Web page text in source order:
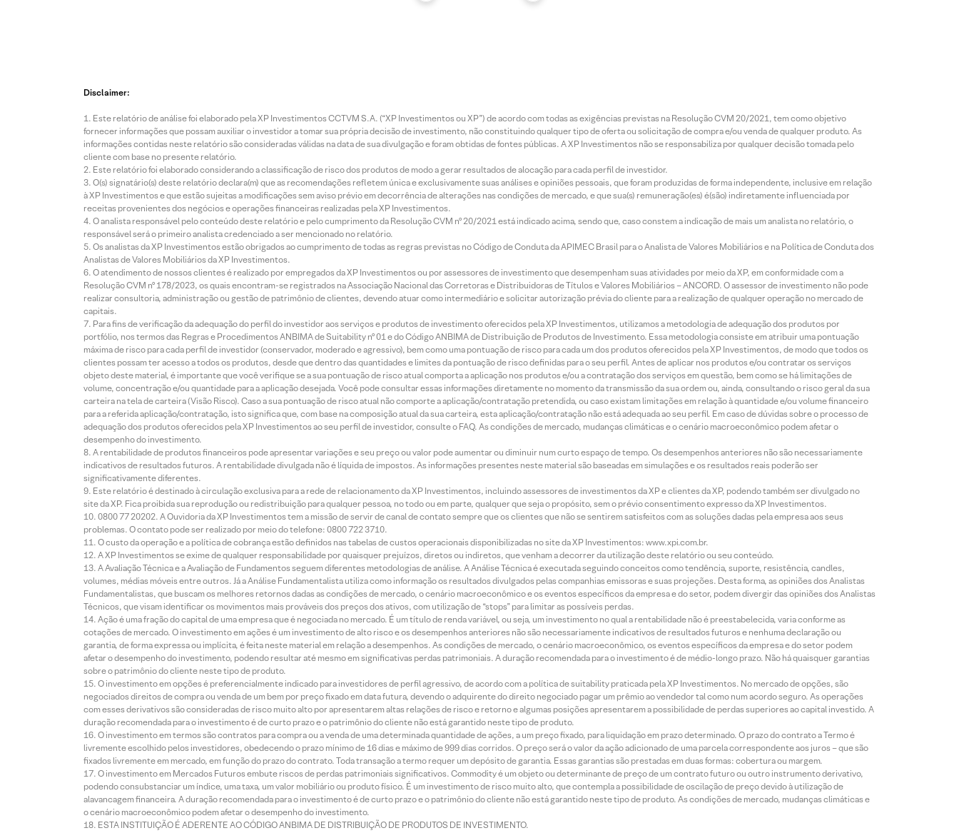
Disclaimer:
Este relatório de análise foi elaborado pela XP Investimentos CCTVM S.A. (“XP Investimentos ou XP”) de acordo com todas as exigências previstas na Resolução CVM 20/2021, tem como objetivo
fornecer informações que possam auxiliar o investidor a tomar sua própria decisão de investimento, não constituindo qualquer tipo de oferta ou solicitação de compra e/ou venda de qualquer produto. As
informações contidas neste relatório são consideradas válidas na data de sua divulgação e foram obtidas de fontes públicas. A XP Investimentos não se responsabiliza por qualquer decisão tomada pelo
cliente com base no presente relatório.
Este relatório foi elaborado considerando a classificação de risco dos produtos de modo a gerar resultados de alocação para cada perfil de investidor.
O(s) signatário(s) deste relatório declara(m) que as recomendações refletem única e exclusivamente suas análises e opiniões pessoais, que foram produzidas de forma independente, inclusive em relação
à XP Investimentos e que estão sujeitas a modificações sem aviso prévio em decorrência de alterações nas condições de mercado, e que sua(s) remuneração(es) é(são) indiretamente influenciada por
receitas provenientes dos negócios e operações financeiras realizadas pela XP Investimentos.
O analista responsável pelo conteúdo deste relatório e pelo cumprimento da Resolução CVM nº 20/2021 está indicado acima, sendo que, caso constem a indicação de mais um analista no relatório, o
responsável será o primeiro analista credenciado a ser mencionado no relatório.
Os analistas da XP Investimentos estão obrigados ao cumprimento de todas as regras previstas no Código de Conduta da APIMEC Brasil para o Analista de Valores Mobiliários e na Política de Conduta dos
Analistas de Valores Mobiliários da XP Investimentos.
O atendimento de nossos clientes é realizado por empregados da XP Investimentos ou por assessores de investimento que desempenham suas atividades por meio da XP, em conformidade com a
Resolução CVM nº 178/2023, os quais encontram-se registrados na Associação Nacional das Corretoras e Distribuidoras de Títulos e Valores Mobiliários – ANCORD. O assessor de investimento não pode
realizar consultoria, administração ou gestão de patrimônio de clientes, devendo atuar como intermediário e solicitar autorização prévia do cliente para a realização de qualquer operação no mercado de
capitais.
Para fins de verificação da adequação do perfil do investidor aos serviços e produtos de investimento oferecidos pela XP Investimentos, utilizamos a metodologia de adequação dos produtos por
portfólio, nos termos das Regras e Procedimentos ANBIMA de Suitability nº 01 e do Código ANBIMA de Distribuição de Produtos de Investimento. Essa metodologia consiste em atribuir uma pontuação
máxima de risco para cada perfil de investidor (conservador, moderado e agressivo), bem como uma pontuação de risco para cada um dos produtos oferecidos pela XP Investimentos, de modo que todos os
clientes possam ter acesso a todos os produtos, desde que dentro das quantidades e limites da pontuação de risco definidas para o seu perfil. Antes de aplicar nos produtos e/ou contratar os serviços
objeto deste material, é importante que você verifique se a sua pontuação de risco atual comporta a aplicação nos produtos e/ou a contratação dos serviços em questão, bem como se há limitações de
volume, concentração e/ou quantidade para a aplicação desejada. Você pode consultar essas informações diretamente no momento da transmissão da sua ordem ou, ainda, consultando o risco geral da sua
carteira na tela de carteira (Visão Risco). Caso a sua pontuação de risco atual não comporte a aplicação/contratação pretendida, ou caso existam limitações em relação à quantidade e/ou volume financeiro
para a referida aplicação/contratação, isto significa que, com base na composição atual da sua carteira, esta aplicação/contratação não está adequada ao seu perfil. Em caso de dúvidas sobre o processo de
adequação dos produtos oferecidos pela XP Investimentos ao seu perfil de investidor, consulte o FAQ. As condições de mercado, mudanças climáticas e o cenário macroeconômico podem afetar o
desempenho do investimento.
A rentabilidade de produtos financeiros pode apresentar variações e seu preço ou valor pode aumentar ou diminuir num curto espaço de tempo. Os desempenhos anteriores não são necessariamente
indicativos de resultados futuros. A rentabilidade divulgada não é líquida de impostos. As informações presentes neste material são baseadas em simulações e os resultados reais poderão ser
significativamente diferentes.
Este relatório é destinado à circulação exclusiva para a rede de relacionamento da XP Investimentos, incluindo assessores de investimentos da XP e clientes da XP, podendo também ser divulgado no
site da XP. Fica proibida sua reprodução ou redistribuição para qualquer pessoa, no todo ou em parte, qualquer que seja o propósito, sem o prévio consentimento expresso da XP Investimentos.
0800 77 20202. A Ouvidoria da XP Investimentos tem a missão de servir de canal de contato sempre que os clientes que não se sentirem satisfeitos com as soluções dadas pela empresa aos seus
problemas. O contato pode ser realizado por meio do telefone: 0800 722 3710.
O custo da operação e a política de cobrança estão definidos nas tabelas de custos operacionais disponibilizadas no site da XP Investimentos: www.xpi.com.br.
A XP Investimentos se exime de qualquer responsabilidade por quaisquer prejuízos, diretos ou indiretos, que venham a decorrer da utilização deste relatório ou seu conteúdo.
A Avaliação Técnica e a Avaliação de Fundamentos seguem diferentes metodologias de análise. A Análise Técnica é executada seguindo conceitos como tendência, suporte, resistência, candles,
volumes, médias móveis entre outros. Já a Análise Fundamentalista utiliza como informação os resultados divulgados pelas companhias emissoras e suas projeções. Desta forma, as opiniões dos Analistas
Fundamentalistas, que buscam os melhores retornos dadas as condições de mercado, o cenário macroeconômico e os eventos específicos da empresa e do setor, podem divergir das opiniões dos Analistas
Técnicos, que visam identificar os movimentos mais prováveis dos preços dos ativos, com utilização de “stops” para limitar as possíveis perdas.
Ação é uma fração do capital de uma empresa que é negociada no mercado. É um título de renda variável, ou seja, um investimento no qual a rentabilidade não é preestabelecida, varia conforme as
cotações de mercado. O investimento em ações é um investimento de alto risco e os desempenhos anteriores não são necessariamente indicativos de resultados futuros e nenhuma declaração ou
garantia, de forma expressa ou implícita, é feita neste material em relação a desempenhos. As condições de mercado, o cenário macroeconômico, os eventos específicos da empresa e do setor podem
afetar o desempenho do investimento, podendo resultar até mesmo em significativas perdas patrimoniais. A duração recomendada para o investimento é de médio-longo prazo. Não há quaisquer garantias
sobre o patrimônio do cliente neste tipo de produto.
O investimento em opções é preferencialmente indicado para investidores de perfil agressivo, de acordo com a política de suitability praticada pela XP Investimentos. No mercado de opções, são
negociados direitos de compra ou venda de um bem por preço fixado em data futura, devendo o adquirente do direito negociado pagar um prêmio ao vendedor tal como num acordo seguro. As operações
com esses derivativos são consideradas de risco muito alto por apresentarem altas relações de risco e retorno e algumas posições apresentarem a possibilidade de perdas superiores ao capital investido. A
duração recomendada para o investimento é de curto prazo e o patrimônio do cliente não está garantido neste tipo de produto.
O investimento em termos são contratos para compra ou a venda de uma determinada quantidade de ações, a um preço fixado, para liquidação em prazo determinado. O prazo do contrato a Termo é
livremente escolhido pelos investidores, obedecendo o prazo mínimo de 16 dias e máximo de 999 dias corridos. O preço será o valor da ação adicionado de uma parcela correspondente aos juros – que são
fixados livremente em mercado, em função do prazo do contrato. Toda transação a termo requer um depósito de garantia. Essas garantias são prestadas em duas formas: cobertura ou margem.
O investimento em Mercados Futuros embute riscos de perdas patrimoniais significativos. Commodity é um objeto ou determinante de preço de um contrato futuro ou outro instrumento derivativo,
podendo consubstanciar um índice, uma taxa, um valor mobiliário ou produto físico. É um investimento de risco muito alto, que contempla a possibilidade de oscilação de preço devido à utilização de
alavancagem financeira. A duração recomendada para o investimento é de curto prazo e o patrimônio do cliente não está garantido neste tipo de produto. As condições de mercado, mudanças climáticas e
o cenário macroeconômico podem afetar o desempenho do investimento.
ESTA INSTITUIÇÃO É ADERENTE AO CÓDIGO ANBIMA DE DISTRIBUIÇÃO DE PRODUTOS DE INVESTIMENTO.